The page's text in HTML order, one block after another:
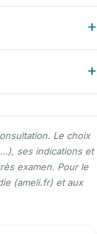
+
+
Le choix
ses indications et
examen. Pour le
(ameli.fr) et aux